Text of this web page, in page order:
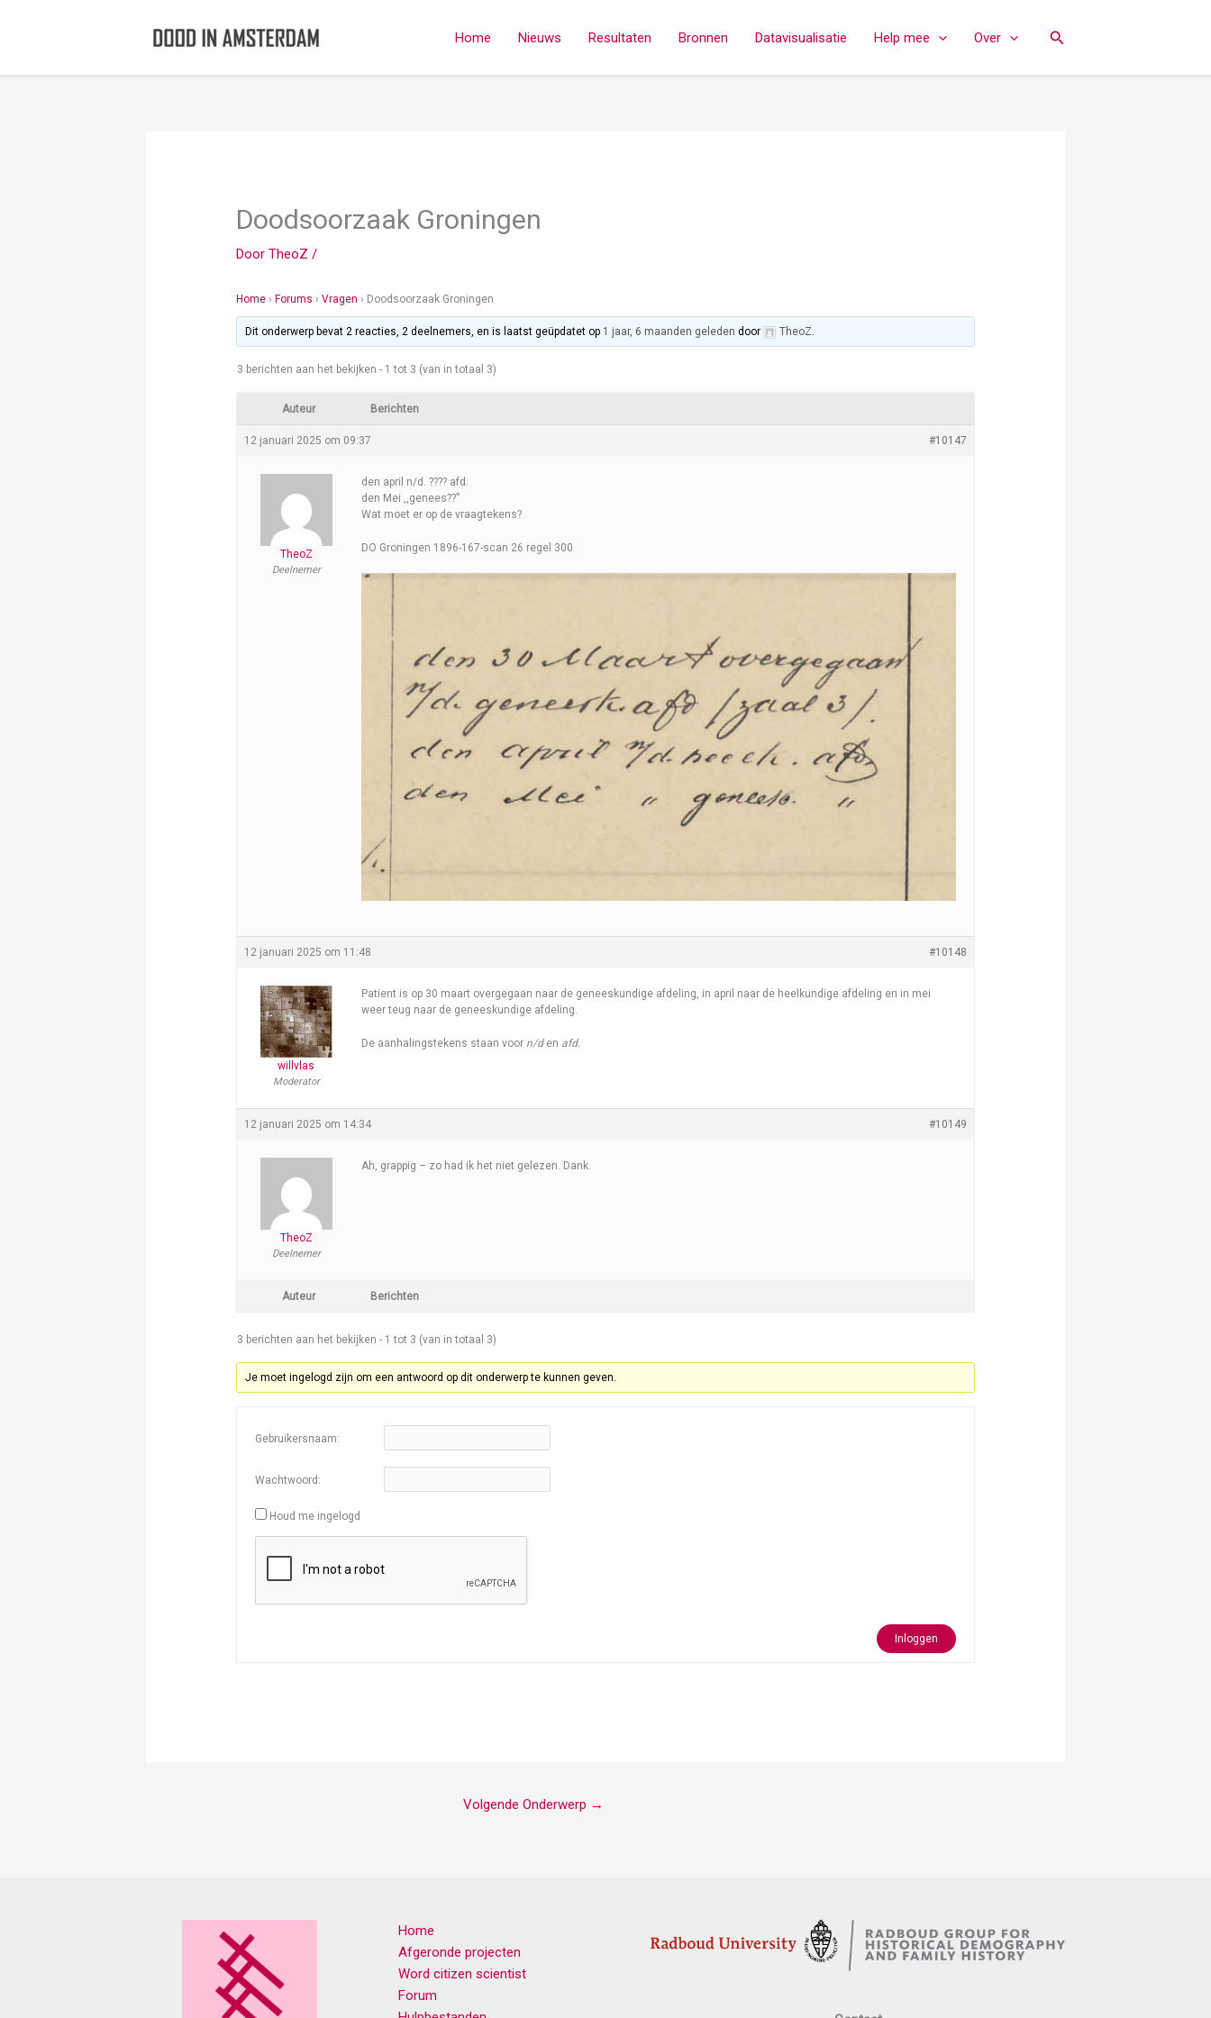
Home Nieuws Resultaten Bronnen Datavisualisatie Help mee Over Zoeken
Doodsoorzaak Groningen
DoorTheoZ/
Home › Forums › Vragen › Doodsoorzaak Groningen
Dit onderwerp bevat 2 reacties, 2 deelnemers, en is laatst geüpdatet op 1 jaar, 6 maanden geleden door TheoZ.
3 berichten aan het bekijken - 1 tot 3 (van in totaal 3)
Auteur Berichten
12 januari 2025 om 09:37 #10147
TheoZ
Deelnemer
den april n/d. ???? afd.
den Mei ,,genees??”
Wat moet er op de vraagtekens?
DO Groningen 1896-167-scan 26 regel 300
12 januari 2025 om 11:48 #10148
willvlas
Moderator
Patient is op 30 maart overgegaan naar de geneeskundige afdeling, in april naar de heelkundige afdeling en in mei
weer teug naar de geneeskundige afdeling.
De aanhalingstekens staan voor n/den afd.
12 januari 2025 om 14:34 #10149
TheoZ
Deelnemer
Ah, grappig – zo had ik het niet gelezen. Dank.
Auteur Berichten
3 berichten aan het bekijken - 1 tot 3 (van in totaal 3)
Je moet ingelogd zijn om een antwoord op dit onderwerp te kunnen geven.
Gebruikersnaam:
Wachtwoord:
Houd me ingelogd
Inloggen
Volgende Onderwerp →
Home
Afgeronde projecten
Word citizen scientist
Forum